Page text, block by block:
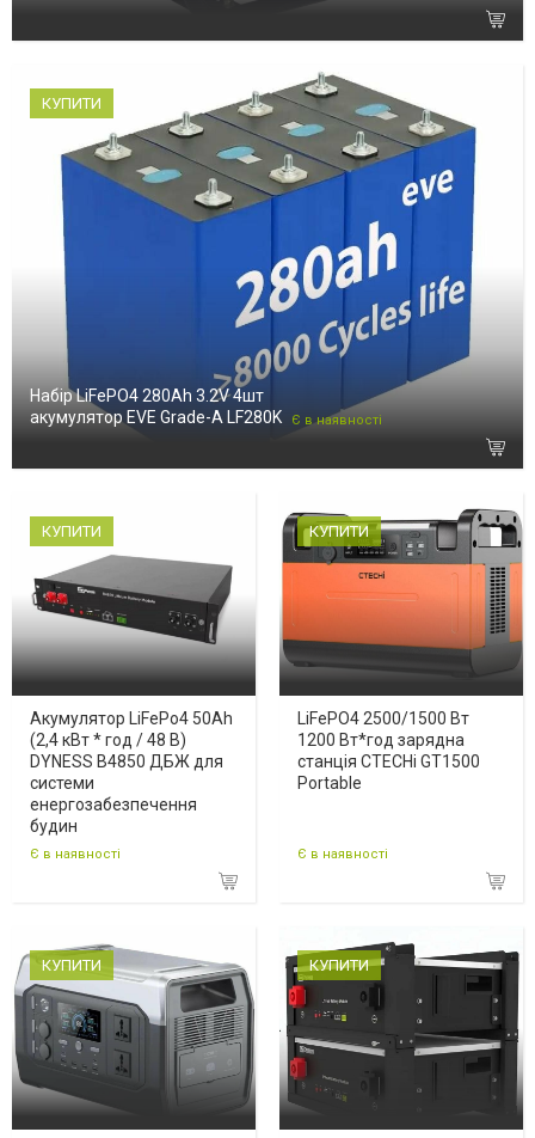
КУПИТИ
Набір LiFePO4 280Ah 3.2V 4шт
акумулятор EVE Grade-A LF280K
Є в наявності
КУПИТИ
Акумулятор LiFePo4 50Ah
(2,4 кВт * год / 48 В)
DYNESS B4850 ДБЖ для
системи
енергозабезпечення
будин
Є в наявності
КУПИТИ
LiFePO4 2500/1500 Вт
1200 Вт*год зарядна
станція CTECHi GT1500
Portable
Є в наявності
КУПИТИ КУПИТИ